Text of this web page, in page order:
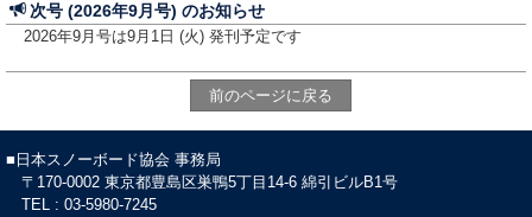
次号 (2026年9月号) のお知らせ
2026年9月号は9月1日 (火) 発刊予定です
前のページに戻る
■日本スノーボード協会 事務局
〒170-0002 東京都豊島区巣鴨5丁目14-6 綿引ビルB1号
TEL : 03-5980-7245